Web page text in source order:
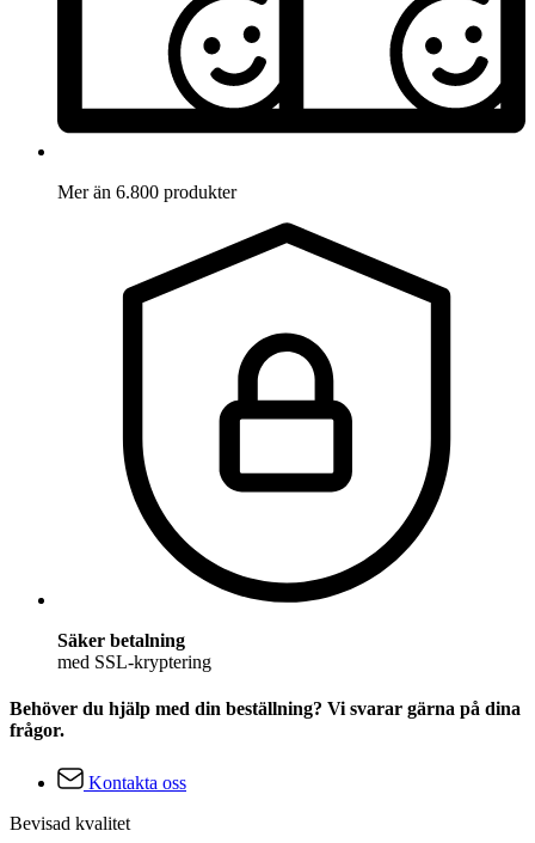
Mer än 6.800 produkter
Säker betalning
med SSL-kryptering
Behöver du hjälp med din beställning? Vi svarar gärna på dina
frågor.
Kontakta oss
Bevisad kvalitet